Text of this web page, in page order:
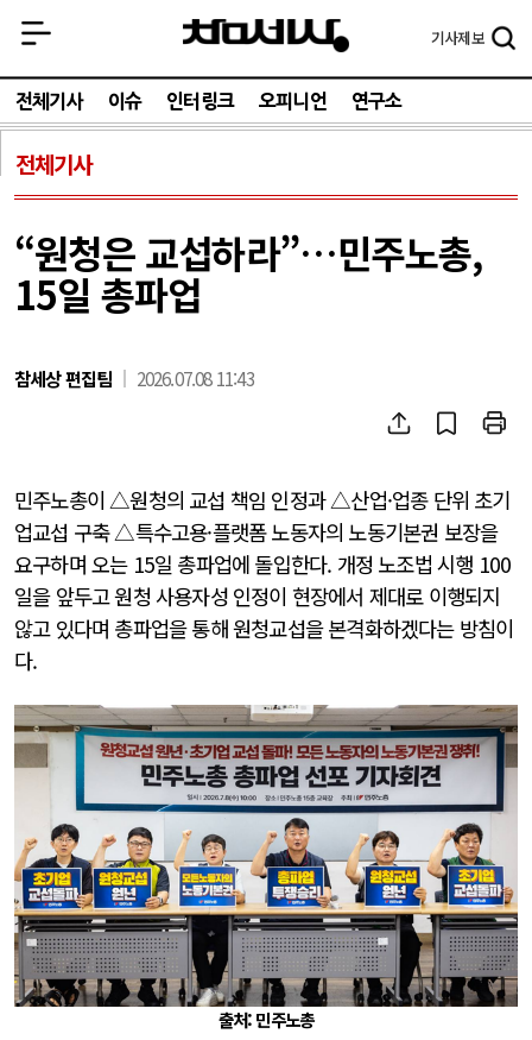
기사제보
전체기사 이슈 인터링크 오피니언 연구소
전체기사
“원청은 교섭하라”…민주노총,
15일 총파업
참세상 편집팀 2026.07.08 11:43
민주노총이 △원청의 교섭 책임 인정과 △산업·업종 단위 초기
업교섭 구축 △특수고용·플랫폼 노동자의 노동기본권 보장을
요구하며 오는 15일 총파업에 돌입한다. 개정 노조법 시행 100
일을 앞두고 원청 사용자성 인정이 현장에서 제대로 이행되지
않고 있다며 총파업을 통해 원청교섭을 본격화하겠다는 방침이
다.
출처: 민주노총